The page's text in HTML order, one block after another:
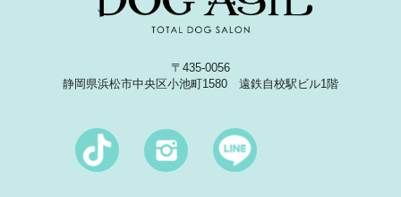
〒435-0056
静岡県浜松市中央区小池町1580 遠鉄自校駅ビル1階